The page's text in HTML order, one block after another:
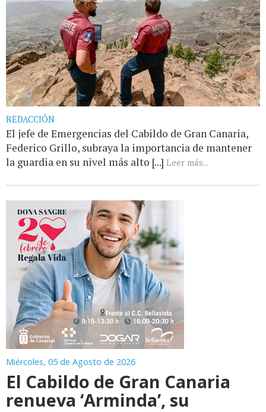
REDACCIÓN
El jefe de Emergencias del Cabildo de Gran Canaria,
Federico Grillo, subraya la importancia de mantener
la guardia en su nivel más alto [...] Leer más...
Miércoles, 05 de Agosto de 2026
El Cabildo de Gran Canaria
renueva ‘Arminda’, su